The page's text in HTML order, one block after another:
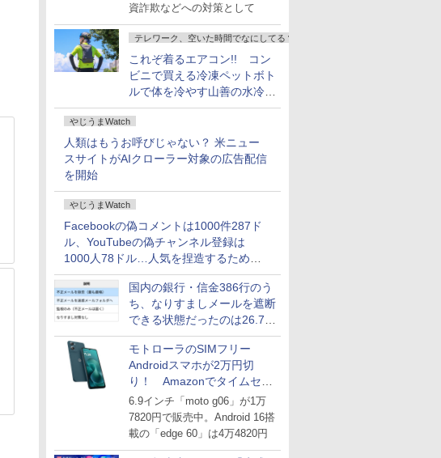
資詐欺などへの対策として
テレワーク、空いた時間でなにしてる？
これぞ着るエアコン!! コン
ビニで買える冷凍ペットボト
ルで体を冷やす山善の水冷ベ
ストがロードバイクにちょう
どいい【ぼっち・ざ・ろー
ど！その14】
やじうまWatch
人類はもうお呼びじゃない？ 米ニュー
スサイトがAIクローラー対象の広告配信
を開始
やじうまWatch
Facebookの偽コメントは1000件287ド
ル、YouTubeの偽チャンネル登録は
1000人78ドル…人気を捏造するための
価格リストが公開中
国内の銀行・信金386行のう
ち、なりすましメールを遮断
できる状態だったのは26.7％
にとどまる～GMOブランド
セキュリティ調査
モトローラのSIMフリー
Androidスマホが2万円切
り！ Amazonでタイムセー
ル
6.9インチ「moto g06」が1万
7820円で販売中。Android 16搭
載の「edge 60」は4万4820円